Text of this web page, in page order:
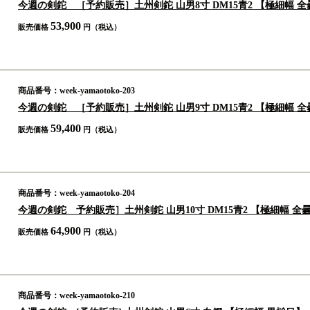
今週の剣鉈 ［予約販売］土州剣鉈 山男8寸 DM15青2 【極細幅 全
販売価格 53,900 円（税込）
商品番号：week-yamaotoko-203
今週の剣鉈 ［予約販売］土州剣鉈 山男9寸 DM15青2 【極細幅 全
販売価格 59,400 円（税込）
商品番号：week-yamaotoko-204
今週の剣鉈 予約販売］土州剣鉈 山男10寸 DM15青2 【極細幅 全曇
販売価格 64,900 円（税込）
商品番号：week-yamaotoko-210